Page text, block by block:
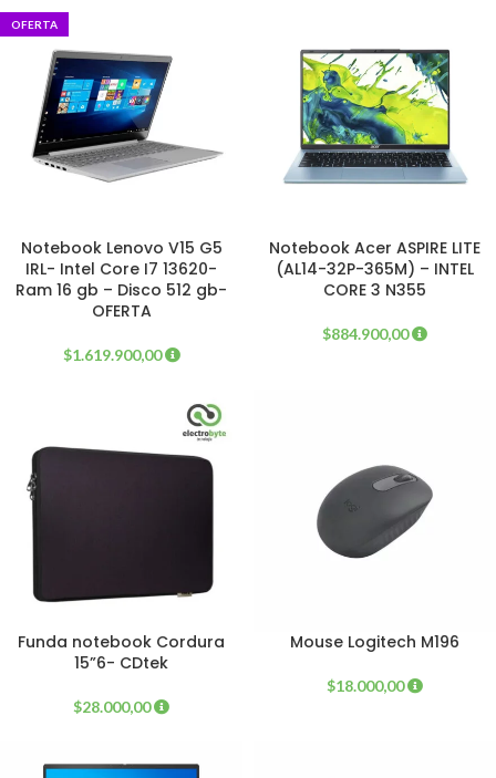
OFERTA
Notebook Lenovo V15 G5
IRL- Intel Core I7 13620-
Ram 16 gb – Disco 512 gb-
OFERTA
$1.619.900,00
Notebook Acer ASPIRE LITE
(AL14-32P-365M) – INTEL
CORE 3 N355
$884.900,00
Funda notebook Cordura
15”6- CDtek
$28.000,00
Mouse Logitech M196
$18.000,00